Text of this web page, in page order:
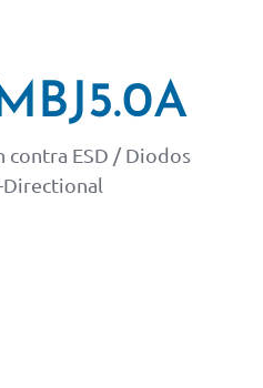
ESD / Diodos
Directional